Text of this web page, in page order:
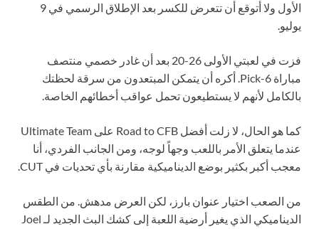
الأول ولا أتوقع أن تتعرض للكسر بعد الإطلاق الرسمي في 9
يوليو.
فزت في لعبتي الأولى 26-20 بعد أن غادر خصمي منتصف
مباراة Pick-6. أكره أن يتمكن المبتعدون من سرقة لحظتك
بالكامل لأنهم لا يستطيعون تحمل عواقب أخطائهم الخاصة.
كما هو الحال، لا زلت أفضل Road to CFB على Ultimate Team
عندما يتعلق الأمر باللعب وجهاً لوجه، ومن الجانب الفردي، أنا
معجب أكبر بكثير بوضع الديناميكية مقارنة بأي تحديات في CUT.
من الصعب اختيار عنوان بارز، لكن العرض مدهش. من الطقس
الديناميكي الذي يغير أرضية اللعبة إلى كشك البث الجديد لـ Joel